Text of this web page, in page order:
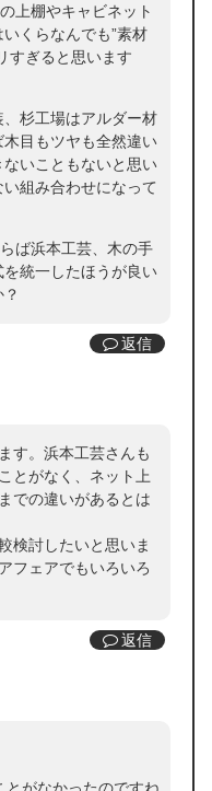
上棚やキャビネット
くらなんでも”素材
すぎると思います
杉工場はアルダー材
目もツヤも全然違い
いこともないと思い
組み合わせになって
ば浜本工芸、木の手
統一したほうが良い
返信
す。浜本工芸さんも
とがなく、ネット上
での違いがあるとは
検討したいと思いま
フェアでもいろいろ
返信
とがなかったのですね